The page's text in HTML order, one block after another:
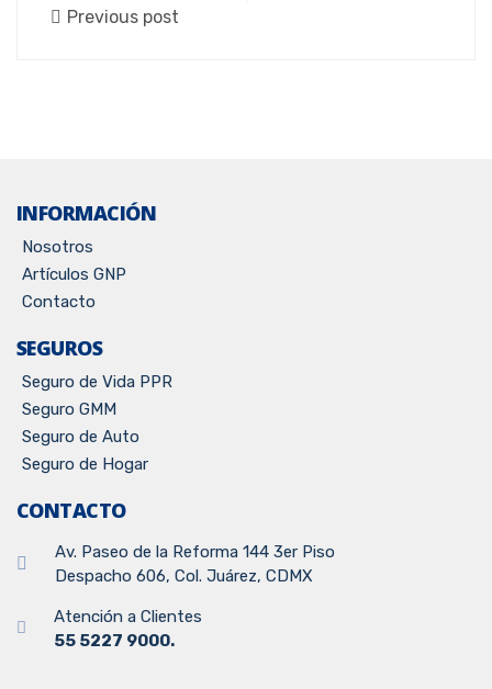
Previous post
INFORMACIÓN
Nosotros
Artículos GNP
Contacto
SEGUROS
Seguro de Vida PPR
Seguro GMM
Seguro de Auto
Seguro de Hogar
CONTACTO
Av. Paseo de la Reforma 144 3er Piso
Despacho 606, Col. Juárez, CDMX
Atención a Clientes
55 5227 9000.